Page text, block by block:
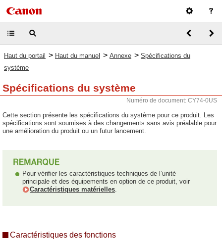
Haut du portail > Haut du manuel > Annexe > Spécifications du
système
Spécifications du système
Numéro de document: CY74-0US
Cette section présente les spécifications du système pour ce produit. Les
spécifications sont soumises à des changements sans avis préalable pour
une amélioration du produit ou un futur lancement.
Pour vérifier les caractéristiques techniques de l’unité
principale et des équipements en option de ce produit, voir
Caractéristiques matérielles.
Caractéristiques des fonctions